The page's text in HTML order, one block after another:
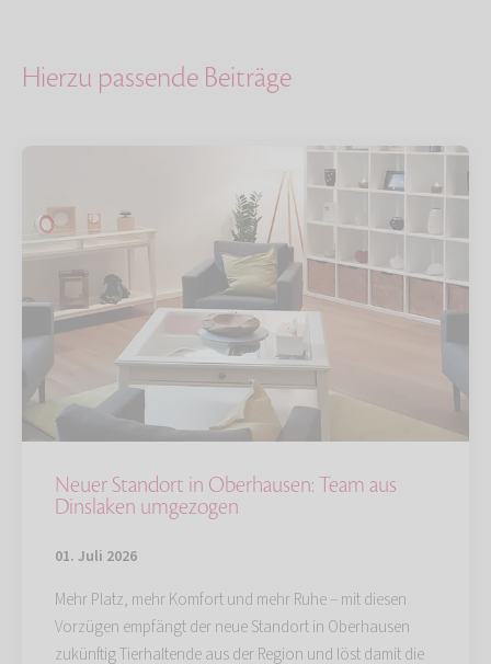
Hierzu passende Beiträge
Neuer Standort in Oberhausen: Team aus
Dinslaken umgezogen
01. Juli 2026
Mehr Platz, mehr Komfort und mehr Ruhe – mit diesen
Vorzügen empfängt der neue Standort in Oberhausen
zukünftig Tierhaltende aus der Region und löst damit die